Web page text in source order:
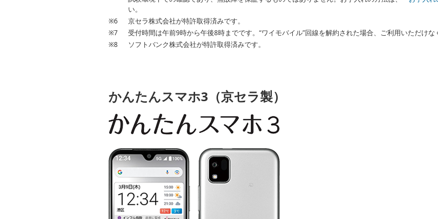
い。
※6
京セラ株式会社が特許取得済みです。
※7
受付時間は午前9時から午後8時までです。“ワイモバイル”回線を解約された場合、ご利用いただけな
※8
ソフトバンク株式会社が特許取得済みです。
かんたんスマホ3（京セラ製）